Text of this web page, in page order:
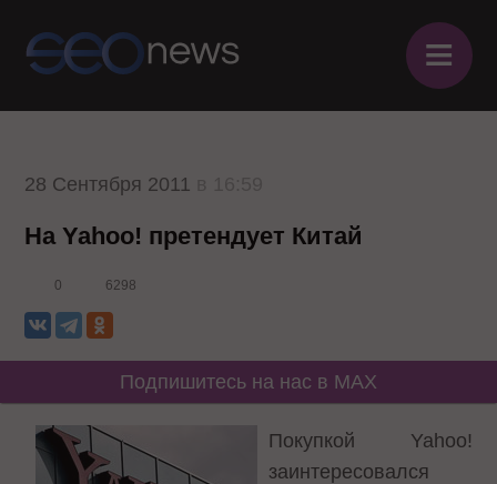
≡
28 Сентября 2011
На Yahoo! претендует Китай
0 6298
Подпишитесь на нас в MAX
Покупкой Yahoo!
заинтересовался